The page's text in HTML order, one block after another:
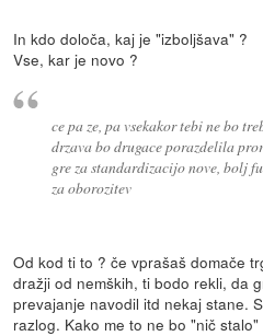
In kdo določa, kaj je "izboljšava" ?
Vse, kar je novo ?
ce pa ze, pa vsekakor tebi ne bo
drzava bo drugace porazdelila
gre za standardizacijo nove, bolj
za oborozitev
Od kod ti to ? če vprašaš domače
dražji od nemških, ti bodo rekli, da
prevajanje navodil itd nekaj stane.
razlog. Kako me to ne bo "nič stalo"